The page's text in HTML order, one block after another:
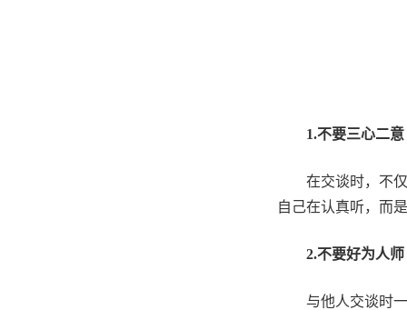
1.不要三心二意
在交谈时，不
自己在认真听，而
2.不要好为人师
与他人交谈时